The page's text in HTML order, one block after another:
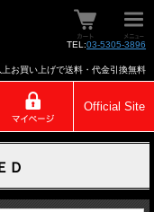
TEL:03-5305-3896
お買い上げで送料・代金引換無料
Official Site
Ｄ